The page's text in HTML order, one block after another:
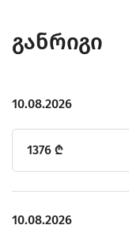
განრიგი
10.08.2026
1376 ₾
10.08.2026